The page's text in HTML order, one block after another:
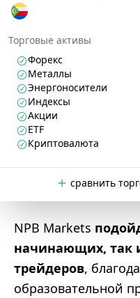
Торговые активы
Форекс
Металлы
Энергоносители
Индексы
Акции
ETF
Криптовалюта
сравнить
NPB Markets
начинающих, так
трейдеров,
образовательной